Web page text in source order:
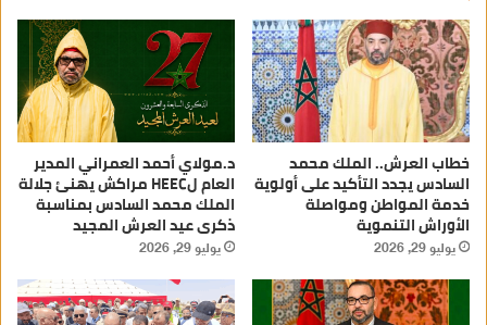
خطاب العرش.. الملك محمد
السادس يجدد التأكيد على أولوية
خدمة المواطن ومواصلة
الأوراش التنموية
يوليو 29, 2026
د.مولاي أحمد العمراني المدير
العام لHEEC مراكش يهنئ جلالة
الملك محمد السادس بمناسبة
ذكرى عيد العرش المجيد
يوليو 29, 2026